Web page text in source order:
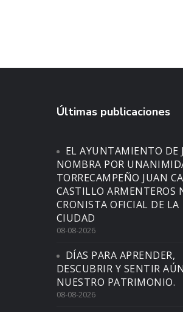
Últimas publicaciones
EL AYUNTAMIENTO DE
NOMBRA POR
TORRECAMPEÑO JUAN
CASTILLO ARMENTEROS
CRONISTA OFICIAL DE LA
CIUDAD
08-08-2026
DÍAS PARA APRENDER,
DESCUBRIR Y SENTIR
NUESTRO PATRIMONIO.
08-08-2026